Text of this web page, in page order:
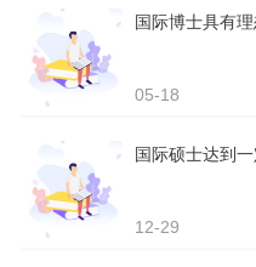
国际博士具有
05-18
国际硕士达到
12-29